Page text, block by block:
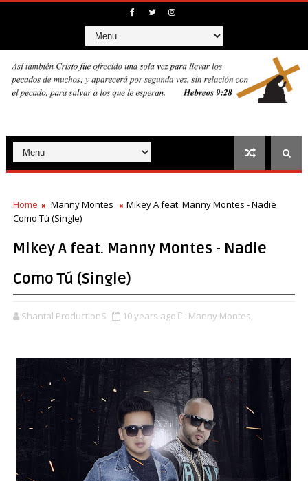
Home Manny Montes
Mikey A feat. Manny Montes - Nadie
Como Tú (Single)
Mikey A feat. Manny Montes - Nadie
Como Tú (Single)
Shantal ProductionS 10 years ago Manny Montes,